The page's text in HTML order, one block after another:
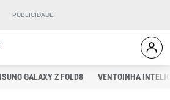
GALAXY Z FOLD8 VENTOINHA